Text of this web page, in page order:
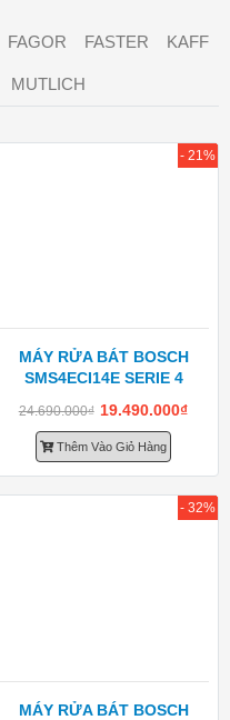
FAGOR FASTER KAFF
MUTLICH
MÁY RỬA BÁT BOSCH
SMS4ECI14E SERIE 4
24.690.000₫ 19.490.000₫
Thêm Vào Giỏ Hàng
- 21%
MÁY RỬA BÁT BOSCH
- 32%